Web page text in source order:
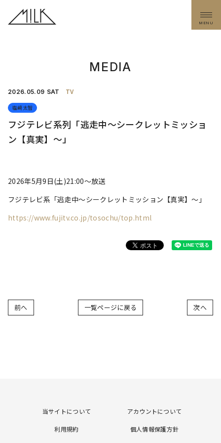
MENU
MEDIA
2026. 05.09 SAT TV
塩﨑太智
フジテレビ系列「逃走中〜シークレットミッショ
ン【真実】〜」
2026年5月9日(土)21:00〜放送
フジテレビ系「逃走中〜シークレットミッション【真実】〜」
https://www.fujitv.co.jp/tosochu/top.html
次へ
一覧ページに戻る
前へ
当サイトについて アカウントについて
利用規約 個人情報保護方針